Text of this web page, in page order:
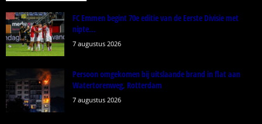
FC Emmen begint 70e editie van de Eerste Divisie met
nipte...
7 augustus 2026
Persoon omgekomen bij uitslaande brand in flat aan
Watertorenweg, Rotterdam
7 augustus 2026